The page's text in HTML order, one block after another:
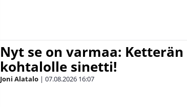
Nyt se on varmaa: Ketterän
kohtalolle sinetti!
Joni Alatalo | 07.08.2026 16:07